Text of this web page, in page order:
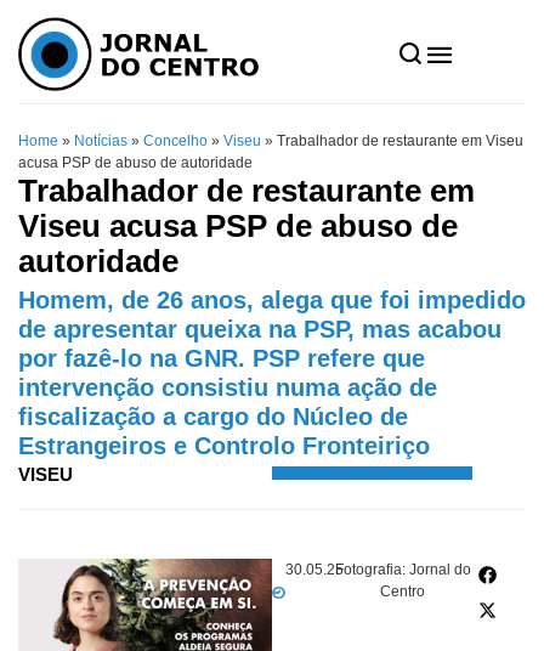
Home » Notícias » Concelho » Viseu » Trabalhador de restaurante em Viseu
acusa PSP de abuso de autoridade
Trabalhador de restaurante em
Viseu acusa PSP de abuso de
autoridade
Homem, de 26 anos, alega que foi impedido
de apresentar queixa na PSP, mas acabou
por fazê-lo na GNR. PSP refere que
intervenção consistiu numa ação de
fiscalização a cargo do Núcleo de
Estrangeiros e Controlo Fronteiriço
VISEU
30.05.25Fotografia: Jornal do
Centro